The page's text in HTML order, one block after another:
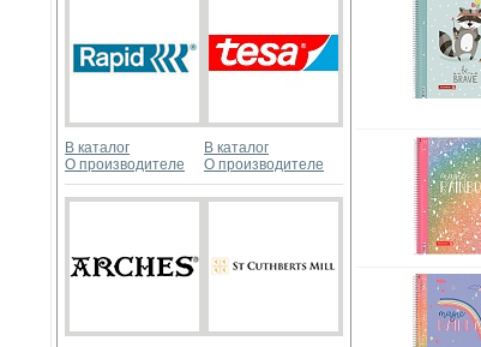
В каталог
О производителе
В каталог
О производителе